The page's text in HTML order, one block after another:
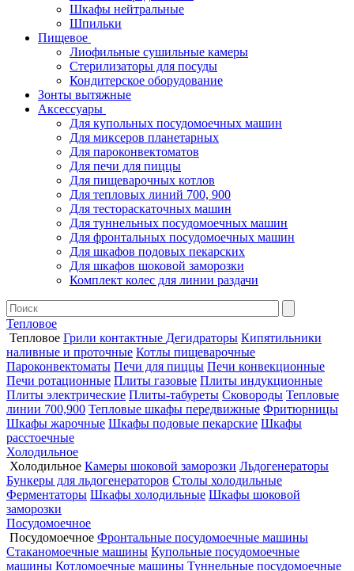
Шкафы нейтральные
Шпильки
Пищевое
Лиофильные сушильные камеры
Стерилизаторы для посуды
Кондитерское оборудование
Зонты вытяжные
Аксессуары
Для купольных посудомоечных машин
Для миксеров планетарных
Для пароконвектоматов
Для печи для пиццы
Для пищеварочных котлов
Для тепловых линий 700, 900
Для тестораскаточных машин
Для туннельных посудомоечных машин
Для фронтальных посудомоечных машин
Для шкафов подовых пекарских
Для шкафов шоковой заморозки
Комплект колес для линии раздачи
Тепловое
Тепловое Грили контактные Дегидраторы Кипятильники
наливные и проточные Котлы пищеварочные
Пароконвектоматы Печи для пиццы Печи конвекционные
Печи ротационные Плиты газовые Плиты индукционные
Плиты электрические Плиты-табуреты Сковороды Тепловые
линии 700,900 Тепловые шкафы передвижные Фритюрницы
Шкафы жарочные Шкафы подовые пекарские Шкафы
расстоечные
Холодильное
Холодильное Камеры шоковой заморозки Льдогенераторы
Бункеры для льдогенераторов Столы холодильные
Ферментаторы Шкафы холодильные Шкафы шоковой
заморозки
Посудомоечное
Посудомоечное Фронтальные посудомоечные машины
Стаканомоечные машины Купольные посудомоечные
машины Котломоечные машины Туннельные посудомоечные